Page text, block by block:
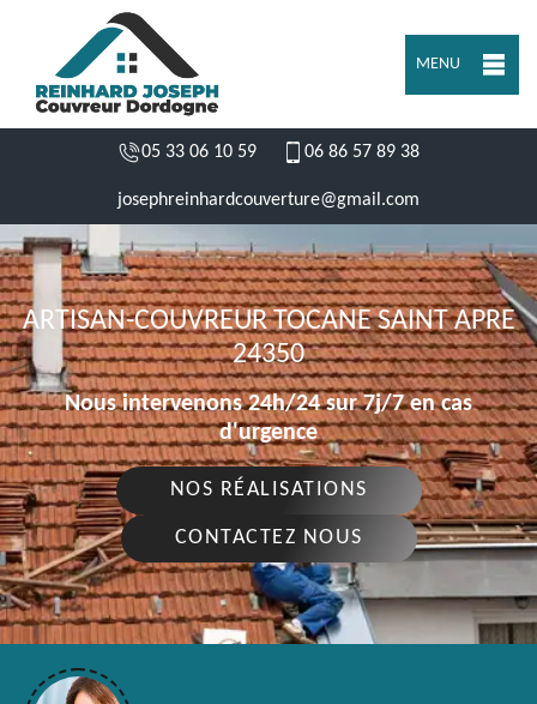
MENU
05 33 06 10 59 06 86 57 89 38
josephreinhardcouverture@gmail.com
ARTISAN-COUVREUR TOCANE SAINT APRE
24350
Nous intervenons 24h/24 sur 7j/7 en cas
d'urgence
NOS RÉALISATIONS
CONTACTEZ NOUS